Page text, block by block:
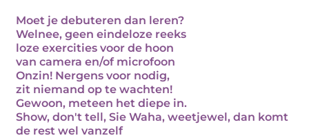
Moet je debuteren dan leren?
Welnee, geen eindeloze reeks
loze exercities voor de hoon
van camera en/of microfoon
Onzin! Nergens voor nodig,
zit niemand op te wachten!
Gewoon, meteen het diepe in.
Show, don't tell, Sie Waha, weetjewel, dan komt
de rest wel vanzelf